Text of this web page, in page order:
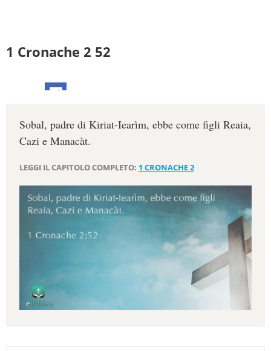
1 Cronache 2 52
Sobal, padre di Kiriat-Iearìm, ebbe come figli Reaia,
Cazi e Manacàt.
LEGGI IL CAPITOLO COMPLETO: 1 CRONACHE 2